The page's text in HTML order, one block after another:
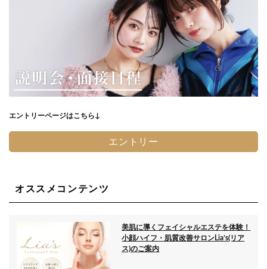
エントリーページはこちら↓
エントリー
オススメコンテンツ
美肌に導くフェイシャルエステを体験！
小顔ハイフ・肌質改善サロンLia’s(リア
ス)のご案内